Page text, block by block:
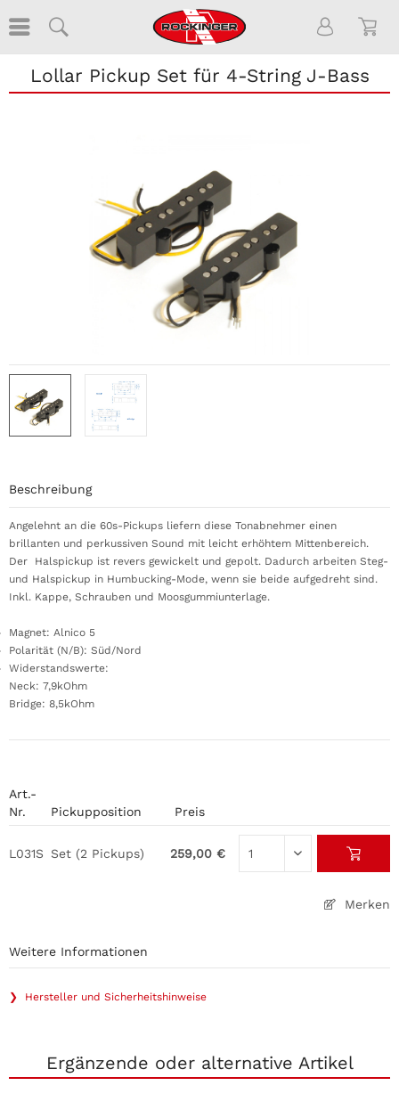
Lollar Pickup Set für 4-String J-Bass
Merken
Art.-
Nr.
Pickupposition Preis
L031S Set (2 Pickups) 259,00 €
Beschreibung
Angelehnt an die 60s-Pickups liefern diese Tonabnehmer einen
brillanten und perkussiven Sound mit leicht erhöhtem Mittenbereich.
Der Halspickup ist revers gewickelt und gepolt. Dadurch arbeiten Steg-
und Halspickup in Humbucking-Mode, wenn sie beide aufgedreht sind.
Inkl. Kappe, Schrauben und Moosgummiunterlage.
Magnet: Alnico 5
Polarität (N/B): Süd/Nord
Widerstandswerte:
Neck: 7,9kOhm
Bridge: 8,5kOhm
Weitere Informationen
❯ Hersteller und Sicherheitshinweise
Ergänzende oder alternative Artikel